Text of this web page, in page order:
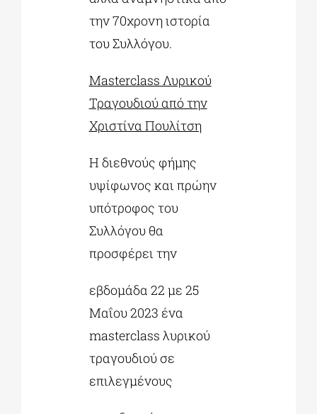
την 70χρονη ιστορία
του Συλλόγου.
Masterclass Λυρικού
Τραγουδιού από την
Χριστίνα Πουλίτση
Η διεθνούς φήμης
υψίφωνος και πρώην
υπότροφος του
Συλλόγου θα
προσφέρει την
εβδομάδα 22 με 25
Μαΐου 2023 ένα
masterclass λυρικού
τραγουδιού σε
επιλεγμένους